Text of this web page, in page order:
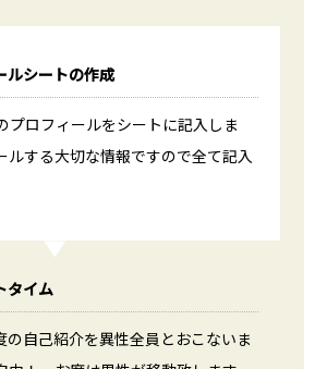
ルシートの作成
プロフィールをシートに記入しま
ルする大切な情報ですので全て記入
タイム
の自己紹介を異性全員とおこないま